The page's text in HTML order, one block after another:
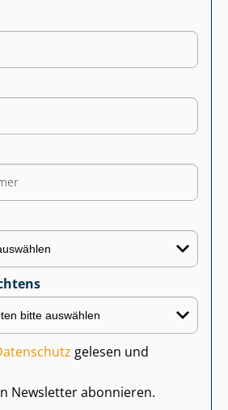
gelesen und
Newsletter abonnieren.